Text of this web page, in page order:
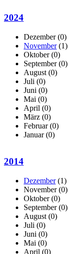
2024
Dezember(0)
November (1)
Oktober(0)
September(0)
August (0)
Juli (0)
Juni (0)
Mai (0)
April (0)
März (0)
Februar(0)
Januar(0)
2014
Dezember (1)
November(0)
Oktober(0)
September(0)
August (0)
Juli (0)
Juni (0)
Mai (0)
April (0)